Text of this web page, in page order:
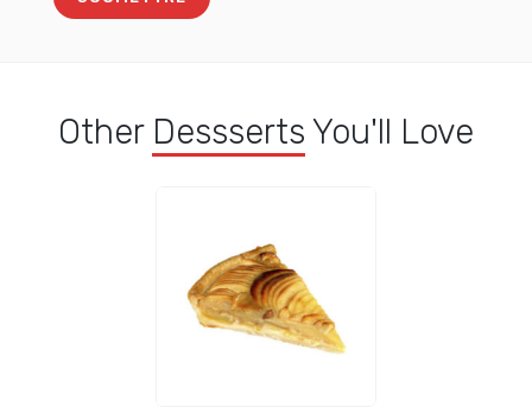
Other Dessserts You'll Love